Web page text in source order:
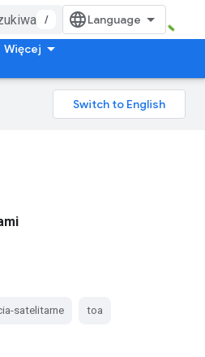
/
Więcej
satelitarne toa